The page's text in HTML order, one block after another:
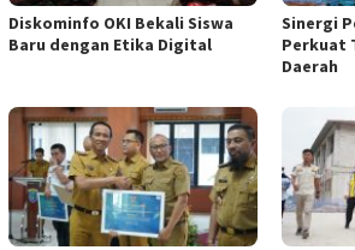
Diskominfo OKI Bekali Siswa
Baru dengan Etika Digital
Sinergi
Perkuat
Daerah